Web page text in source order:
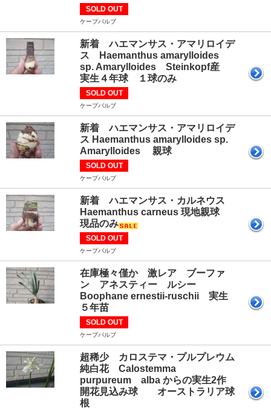
SOLD OUT
ケープバルブ
新着 ハエマンサス・アマリロイデ
ス Haemanthus amarylloides
sp. Amarylloides Steinkopf産
実生４年球 １球のみ
SOLD OUT
ケープバルブ
新着 ハエマンサス・アマリロイデ
ス Haemanthus amarylloides sp.
Amarylloides 親球
SOLD OUT
ケープバルブ
新着 ハエマンサス・カルネウス
Haemanthus carneus 現地親球
現品のみ
SOLD OUT
ケープバルブ
在庫極々僅か 激レア ブーファ
ン アネスティー ルシー
Boophane ernestii-ruschii 実生
５年苗
SOLD OUT
ケープバルブ
超稀少 カロステマ・プルプレウム
純白花 Calostemma
purpureum alba からの実生2作
開花見込み球 オーストラリア球
根